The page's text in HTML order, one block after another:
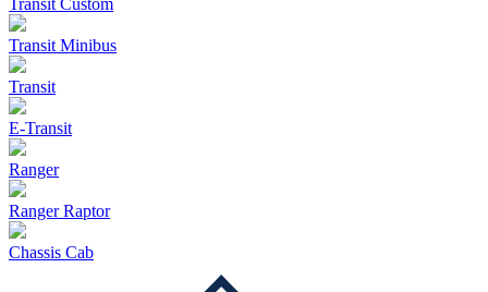
Transit Custom
Transit Minibus
Transit
E-Transit
Ranger
Ranger Raptor
Chassis Cab